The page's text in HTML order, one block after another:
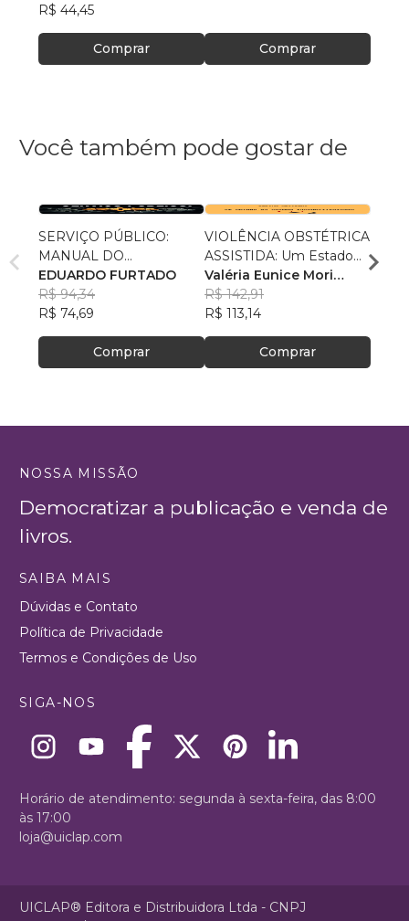
SANTOS
R$ 44,45
Comprar Comprar
Você também pode gostar de
SERVIÇO PÚBLICO:
MANUAL DO
SOBREVIVENTE
EDUARDO FURTADO
R$ 94,34
R$ 74,69
Comprar
VIOLÊNCIA OBSTÉTRICA
ASSISTIDA: Um Estado
de Coisas Inconstitucional
Valéria Eunice Mori
Machado
R$ 142,91
R$ 113,14
Comprar
José
NOSSA MISSÃO
Democratizar a publicação e venda de
livros.
SAIBA MAIS
Dúvidas e Contato
Política de Privacidade
Termos e Condições de Uso
SIGA-NOS
Horário de atendimento: segunda à sexta-feira, das 8:00
às 17:00
loja@uiclap.com
UICLAP® Editora e Distribuidora Ltda - CNPJ